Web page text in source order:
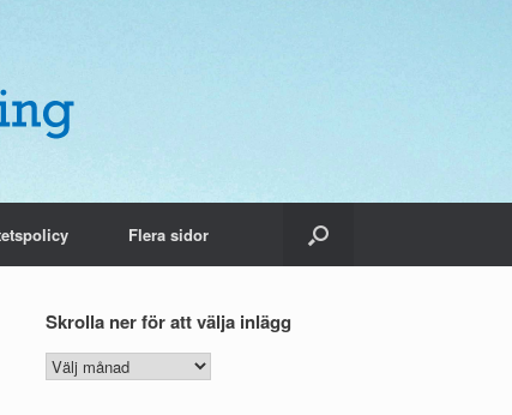
Flera sidor
Skrolla ner för att välja inlägg
Skrolla
ner